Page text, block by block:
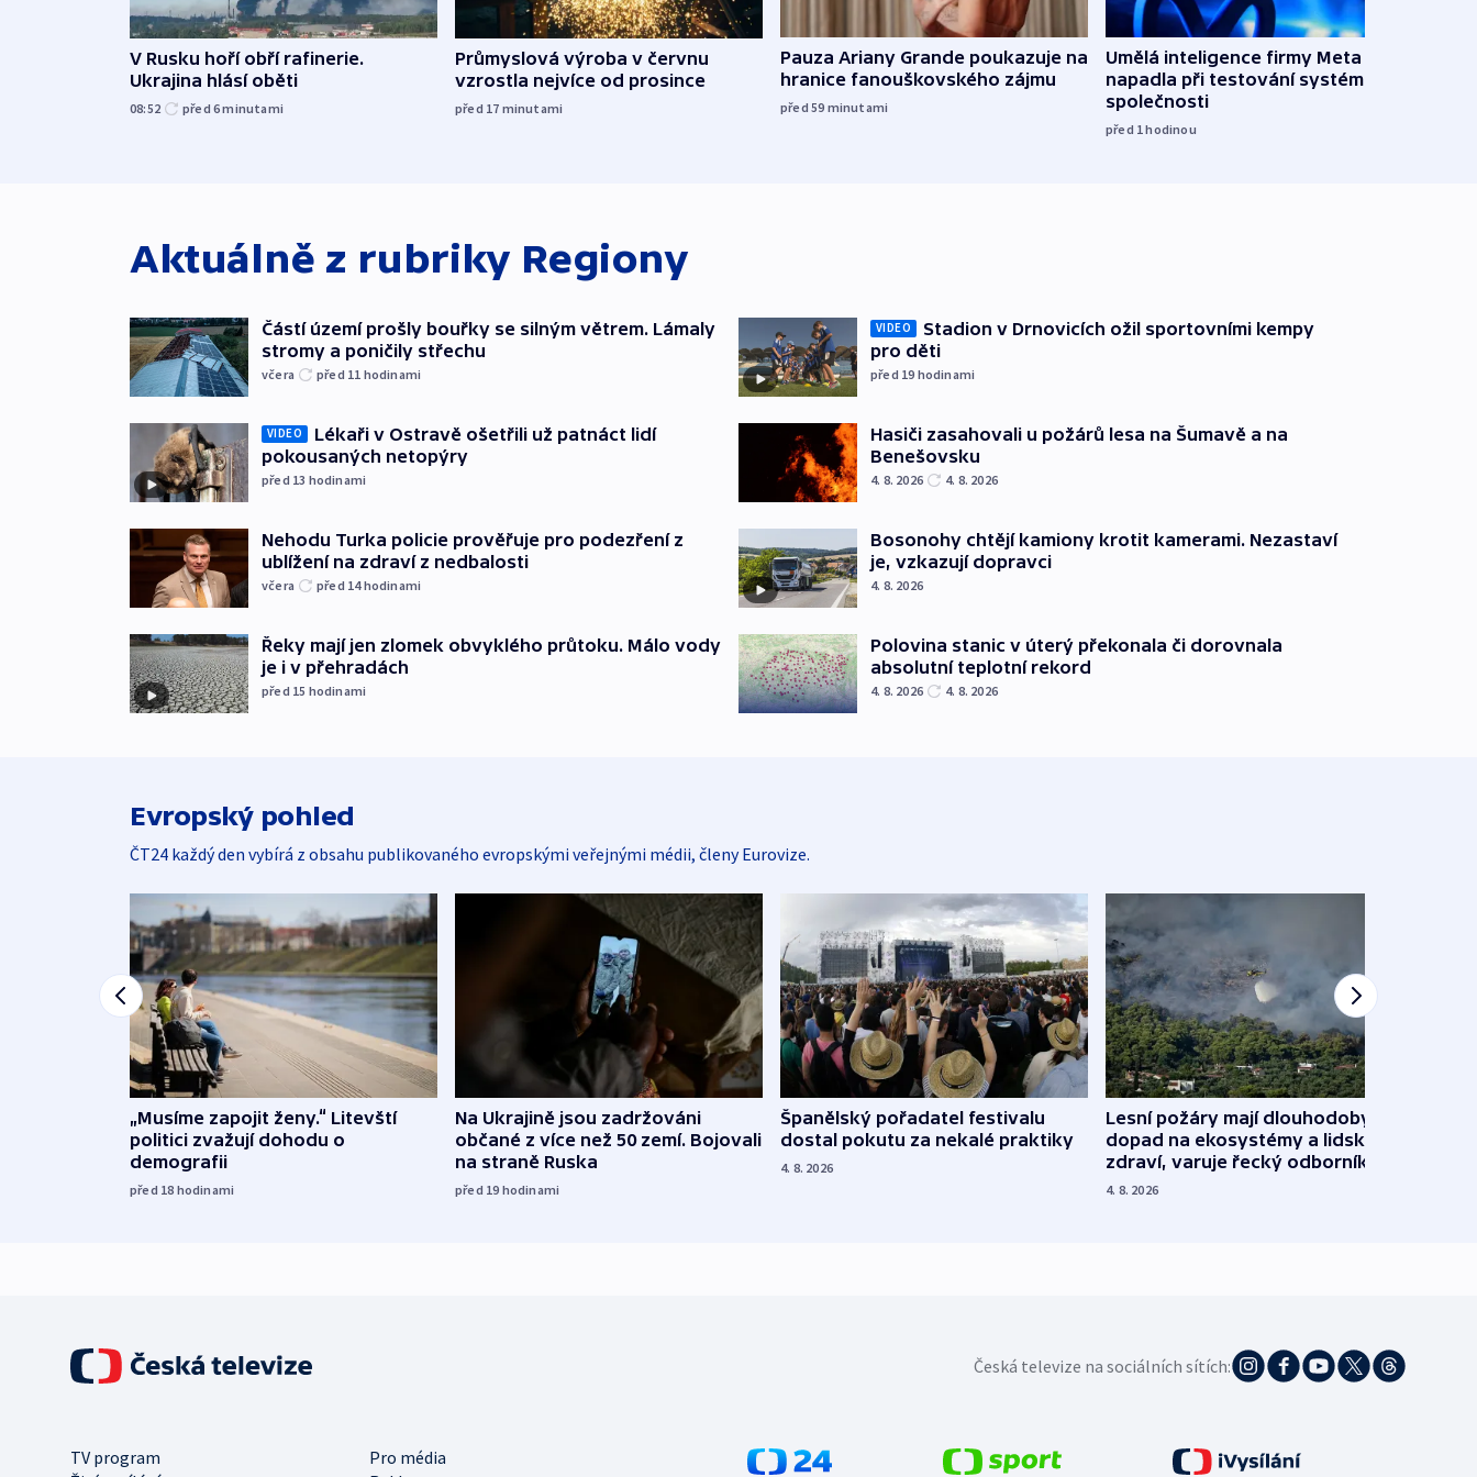
V Rusku hoří obří rafinerie.
Ukrajina hlásí oběti
08:52 před 6minutami
Průmyslová výroba v červnu
vzrostla nejvíce od prosince
před 17 minutami
Pauza Ariany Grande poukazuje na
hranice fanouškovského zájmu
před 59 minutami
Umělá inteligence firmy Meta
napadla při testování systém jiné
společnosti
před 1hodinou
Aktuálně z rubriky Regiony
Částí území prošly bouřky se silným větrem. Lámaly
stromy a poničily střechu
včera před 11 hodinami
VIDEO
Lékaři v Ostravě ošetřili už patnáct lidí
pokousaných netopýry
před 13 hodinami
Nehodu Turka policie prověřuje pro podezření z
ublížení na zdraví z nedbalosti
včera před 14hodinami
Řeky mají jen zlomek obvyklého průtoku. Málo vody
je i v přehradách
před 15 hodinami
VIDEO
Stadion v Drnovicích ožil sportovními kempy
pro děti
před 19 hodinami
Hasiči zasahovali u požárů lesa na Šumavě a na
Benešovsku
4. 8. 2026 4. 8. 2026
Bosonohy chtějí kamiony krotit kamerami. Nezastaví
je, vzkazují dopravci
4. 8. 2026
Polovina stanic v úterý překonala či dorovnala
absolutní teplotní rekord
4. 8. 2026 4. 8. 2026
Evropský pohled
ČT24 každý den vybírá z obsahu publikovaného evropskými veřejnými médii, členy Eurovize.
„Musíme zapojit ženy.“ Litevští
politici zvažují dohodu o
demografii
před 18 hodinami
Na Ukrajině jsou zadržováni
občané z více než 50 zemí. Bojovali
na straně Ruska
před 19 hodinami
Španělský pořadatel festivalu
dostal pokutu za nekalé praktiky
4. 8. 2026
Lesní požáry mají dlouhodobý
dopad na ekosystémy a lidské
zdraví, varuje řecký odborník
4. 8. 2026
Česká televize na sociálních sítích:
TV program
Pro média